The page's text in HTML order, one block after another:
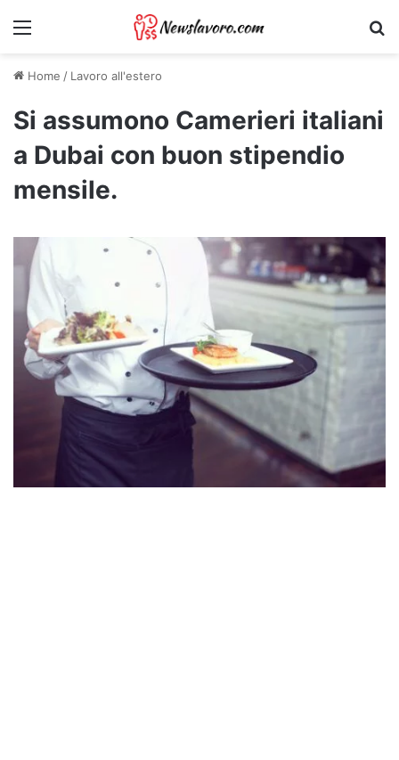
Menu
Home / Lavoro all'estero
Si assumono Camerieri italiani
a Dubai con buon stipendio
mensile.